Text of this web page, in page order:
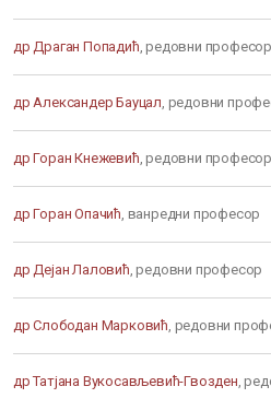
др Драган Попадић, редовни професор
др Александер Бауцал, редовни
др Горан Кнежевић, редовни професор
др Горан Опачић, ванредни професор
др Дејан Лаловић, редовни професор
др Слободан Марковић, редовни
др Татјана Вукосављевић-Гвозден,